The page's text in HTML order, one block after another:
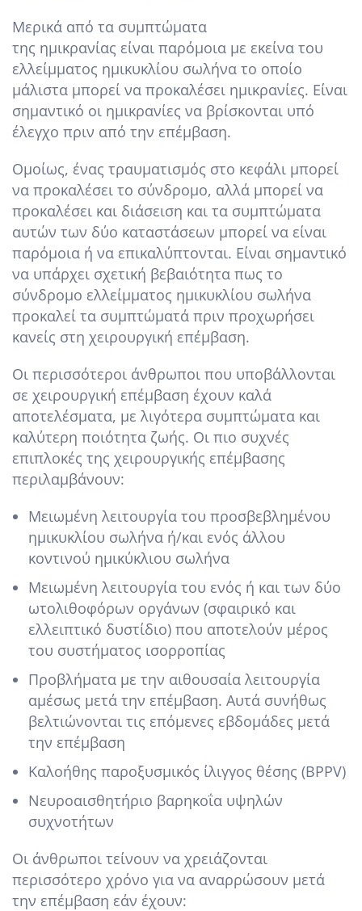
Μερικά από τα συμπτώματα
της ημικρανίας είναι παρόμοια με εκείνα του
ελλείμματος ημικυκλίου σωλήνα το οποίο
μάλιστα μπορεί να προκαλέσει ημικρανίες. Είναι
σημαντικό οι ημικρανίες να βρίσκονται υπό
έλεγχο πριν από την επέμβαση.
Ομοίως, ένας τραυματισμός στο κεφάλι μπορεί
να προκαλέσει το σύνδρομο, αλλά μπορεί να
προκαλέσει και διάσειση και τα συμπτώματα
αυτών των δύο καταστάσεων μπορεί να είναι
παρόμοια ή να επικαλύπτονται. Είναι σημαντικό
να υπάρχει σχετική βεβαιότητα πως το
σύνδρομο ελλείμματος ημικυκλίου σωλήνα
προκαλεί τα συμπτώματά πριν προχωρήσει
κανείς στη χειρουργική επέμβαση.
Οι περισσότεροι άνθρωποι που υποβάλλονται
σε χειρουργική επέμβαση έχουν καλά
αποτελέσματα, με λιγότερα συμπτώματα και
καλύτερη ποιότητα ζωής. Οι πιο συχνές
επιπλοκές της χειρουργικής επέμβασης
περιλαμβάνουν:
Μειωμένη λειτουργία του προσβεβλημένου
ημικυκλίου σωλήνα ή/και ενός άλλου
κοντινού ημικύκλιου σωλήνα
Μειωμένη λειτουργία του ενός ή και των δύο
ωτολιθοφόρων οργάνων (σφαιρικό και
ελλειπτικό δυστίδιο) που αποτελούν μέρος
του συστήματος ισορροπίας
Προβλήματα με την αιθουσαία λειτουργία
αμέσως μετά την επέμβαση. Αυτά συνήθως
βελτιώνονται τις επόμενες εβδομάδες μετά
την επέμβαση
Καλοήθης παροξυσμικός ίλιγγος θέσης (BPPV)
Νευροαισθητήριο βαρηκοΐα υψηλών
συχνοτήτων
Οι άνθρωποι τείνουν να χρειάζονται
περισσότερο χρόνο για να αναρρώσουν μετά
την επέμβαση εάν έχουν: